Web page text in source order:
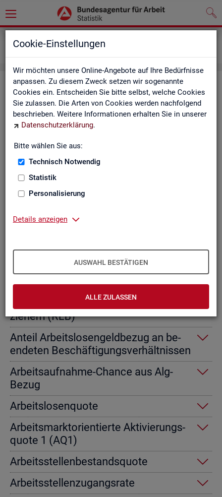
Cookie-Einstellungen
Wir möchten unsere Online-Angebote auf Ihre Bedürfnisse
anpassen. Zu diesem Zweck setzen wir sogenannte
Cookies ein. Entscheiden Sie bitte selbst, welche Cookies
Sie zulassen. Die Arten von Cookies werden nachfolgend
beschrieben. Weitere Informationen erhalten Sie in unserer
Datenschutzerklärung.
Bitte wählen Sie aus:
Technisch Notwendig
Statistik
Personalisierung
Details anzeigen
AUSWAHL BESTÄTIGEN
ALLE ZULASSEN
Kenn­zah­len­steck­brie­fe
Die Steck­brie­fe in­for­mie­ren über De­fi­ni­ti­on, Aus­sa­ge­kraft, Be­
rech­nung und Da­ten­quel­len der Kenn­zah­len, die in der Sta­tis­
tik der Bun­des­agen­tur für Ar­beit vor­kom­men.
Ab­gangs­ra­te
Ab­gangs­ra­te Ar­beits­lo­se
Ab­gangs­ra­te er­werbs­fä­hi­ge Leis­
tungs­be­rech­tig­te
Leis­tungs­be­rech­tig­te
Ab­gangs­ra­te von Ar­beits­lo­sen­geld­
emp­fän­gern
Ab­gangs­ra­te von Re­gel­leis­tungs­be­
zie­hern (RLB)
An­teil Ar­beits­lo­sen­geld­be­zug an be­
en­de­ten Be­schäf­ti­gungs­ver­hält­nis­sen
Ar­beits­auf­nah­me-Chan­ce aus Alg-
Bezug
Ar­beits­lo­sen­quo­te
Ar­beits­markt­ori­en­tier­te Ak­ti­vie­rungs­
quo­te 1 (AQ1)
Ar­beits­stel­len­be­stands­quo­te
Ar­beits­stel­len­zu­gangs­ra­te